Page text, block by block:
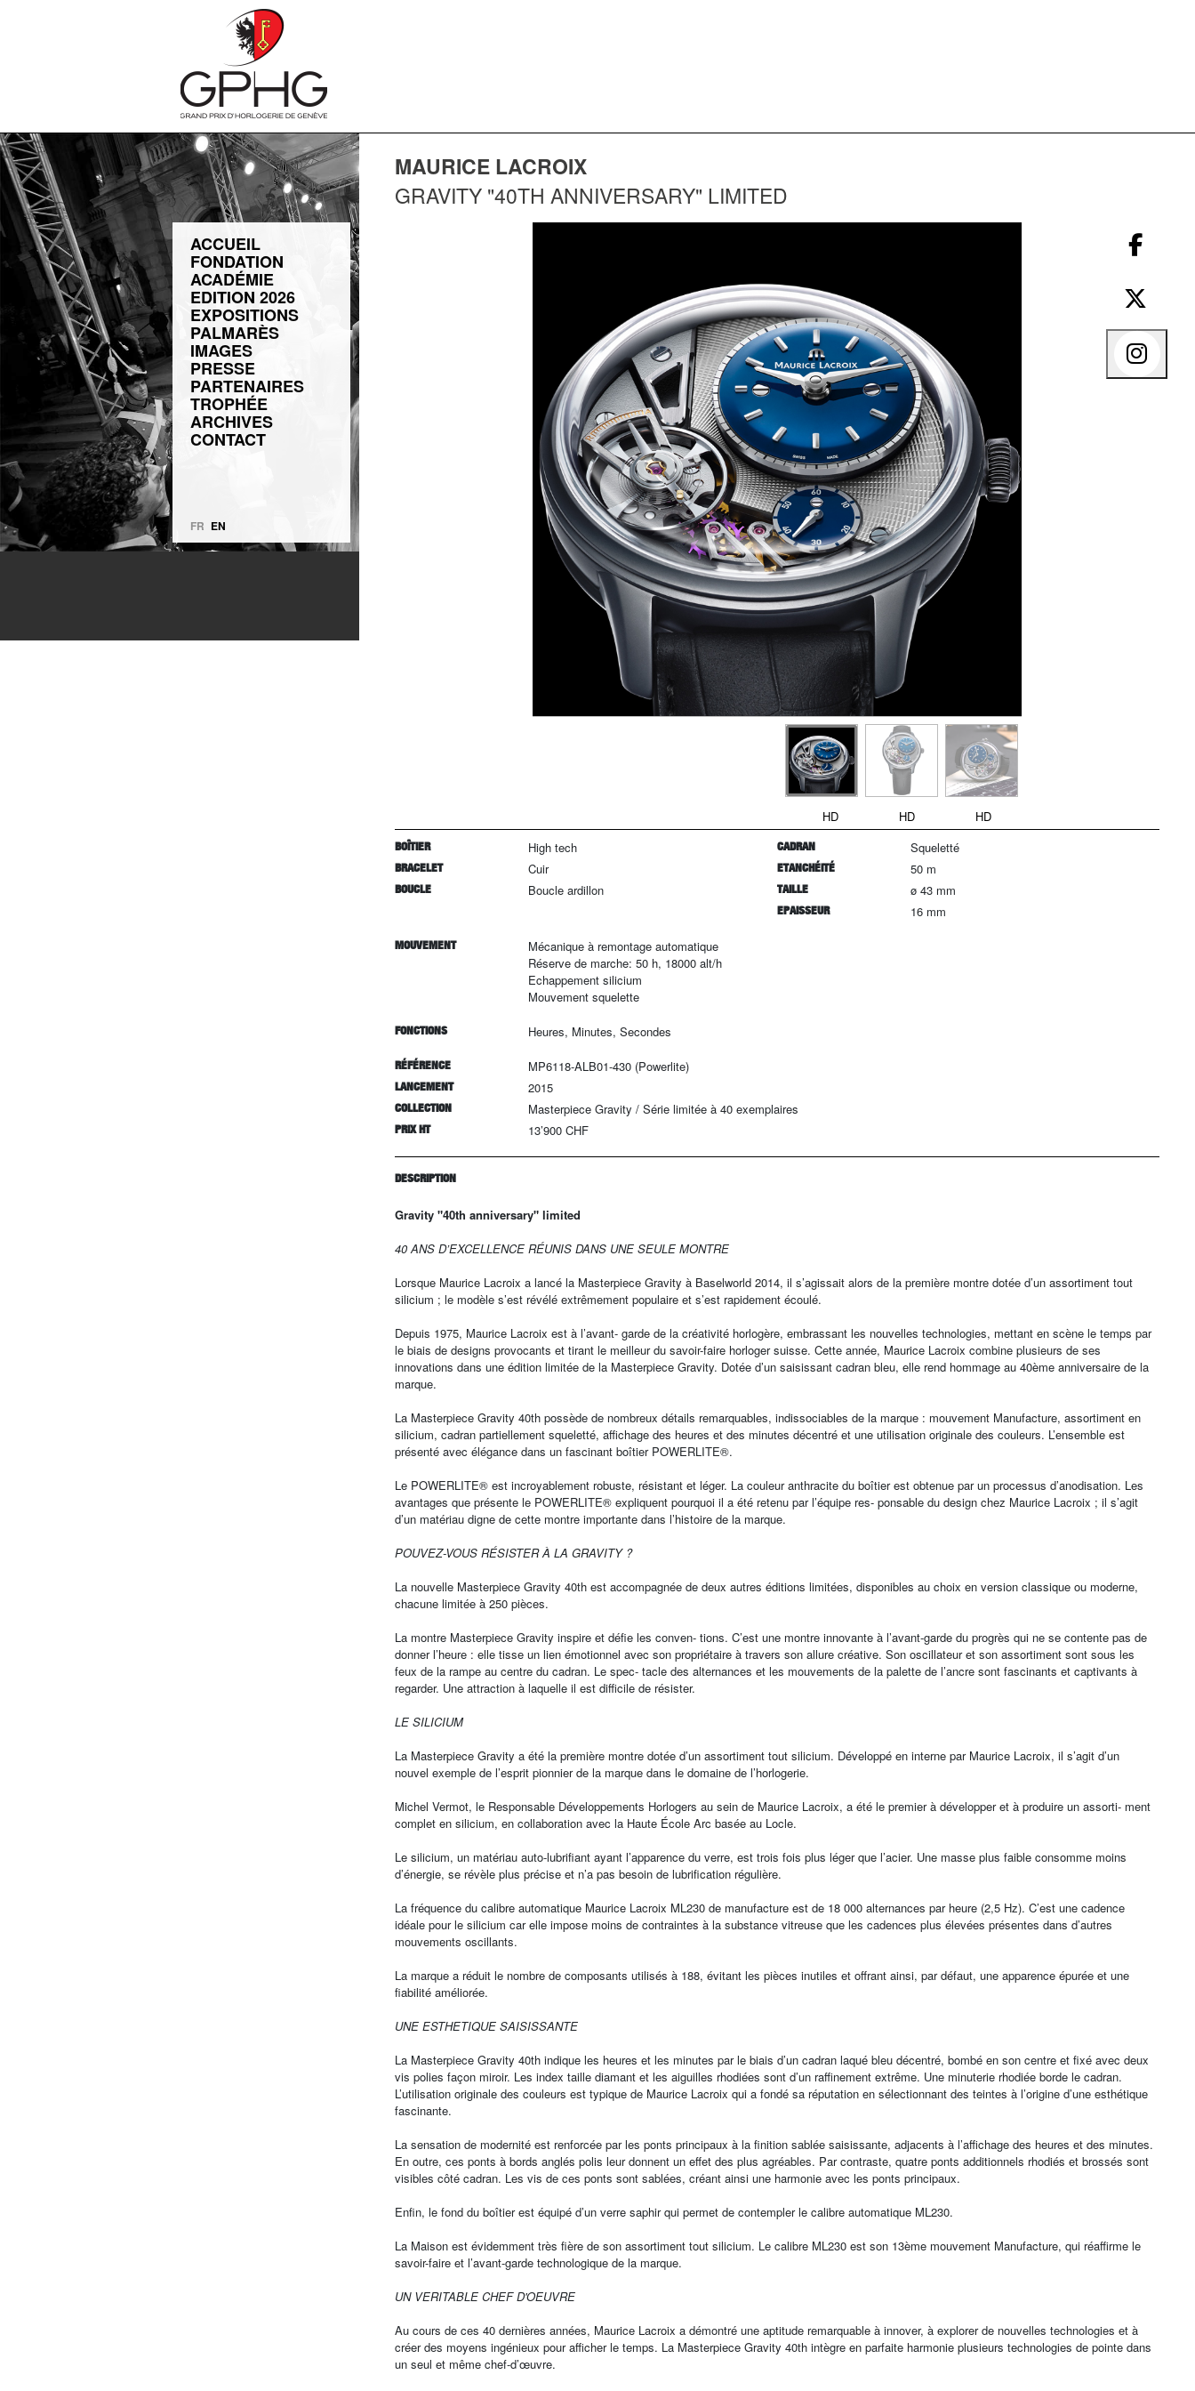
ACCUEIL
FONDATION
ACADÉMIE
EDITION 2026
EXPOSITIONS
PALMARÈS
IMAGES
PRESSE
PARTENAIRES
TROPHÉE
ARCHIVES
CONTACT
FR EN
MAURICE LACROIX
GRAVITY "40TH ANNIVERSARY" LIMITED
HD HD HD
BOÎTIER High tech
BRACELET Cuir
BOUCLE Boucle ardillon
CADRAN Squeletté
ETANCHÉITÉ 50 m
TAILLE ø 43 mm
EPAISSEUR 16 mm
MOUVEMENT
Mécanique à remontage automatique
Réserve de marche: 50 h, 18000 alt/h
Echappement silicium
Mouvement squelette
FONCTIONS Heures, Minutes, Secondes
RÉFÉRENCE MP6118-ALB01-430 (Powerlite)
LANCEMENT 2015
COLLECTION Masterpiece Gravity / Série limitée à 40 exemplaires
PRIX HT 13’900 CHF
DESCRIPTION
Gravity "40th anniversary" limited
40 ANS D’EXCELLENCE RÉUNIS DANS UNE SEULE MONTRE
Lorsque Maurice Lacroix a lancé la Masterpiece Gravity à Baselworld 2014, il s’agissait alors de la première montre dotée d’un assortiment tout
silicium ; le modèle s’est révélé extrêmement populaire et s’est rapidement écoulé.
Depuis 1975, Maurice Lacroix est à l’avant- garde de la créativité horlogère, embrassant les nouvelles technologies, mettant en scène le temps par
le biais de designs provocants et tirant le meilleur du savoir-faire horloger suisse. Cette année, Maurice Lacroix combine plusieurs de ses
innovations dans une édition limitée de la Masterpiece Gravity. Dotée d’un saisissant cadran bleu, elle rend hommage au 40ème anniversaire de la
marque.
La Masterpiece Gravity 40th possède de nombreux détails remarquables, indissociables de la marque : mouvement Manufacture, assortiment en
silicium, cadran partiellement squeletté, affichage des heures et des minutes décentré et une utilisation originale des couleurs. L’ensemble est
présenté avec élégance dans un fascinant boîtier POWERLITE®.
Le POWERLITE® est incroyablement robuste, résistant et léger. La couleur anthracite du boîtier est obtenue par un processus d’anodisation. Les
avantages que présente le POWERLITE® expliquent pourquoi il a été retenu par l’équipe res- ponsable du design chez Maurice Lacroix ; il s’agit
d’un matériau digne de cette montre importante dans l’histoire de la marque.
POUVEZ-VOUS RÉSISTER À LA GRAVITY ?
La nouvelle Masterpiece Gravity 40th est accompagnée de deux autres éditions limitées, disponibles au choix en version classique ou moderne,
chacune limitée à 250 pièces.
La montre Masterpiece Gravity inspire et défie les conven- tions. C’est une montre innovante à l’avant-garde du progrès qui ne se contente pas de
donner l’heure : elle tisse un lien émotionnel avec son propriétaire à travers son allure créative. Son oscillateur et son assortiment sont sous les
feux de la rampe au centre du cadran. Le spec- tacle des alternances et les mouvements de la palette de l’ancre sont fascinants et captivants à
regarder. Une attraction à laquelle il est difficile de résister.
LE SILICIUM
La Masterpiece Gravity a été la première montre dotée d’un assortiment tout silicium. Développé en interne par Maurice Lacroix, il s’agit d’un
nouvel exemple de l’esprit pionnier de la marque dans le domaine de l’horlogerie.
Michel Vermot, le Responsable Développements Horlogers au sein de Maurice Lacroix, a été le premier à développer et à produire un assorti- ment
complet en silicium, en collaboration avec la Haute École Arc basée au Locle.
Le silicium, un matériau auto-lubrifiant ayant l’apparence du verre, est trois fois plus léger que l’acier. Une masse plus faible consomme moins
d’énergie, se révèle plus précise et n’a pas besoin de lubrification régulière.
La fréquence du calibre automatique Maurice Lacroix ML230 de manufacture est de 18 000 alternances par heure (2,5 Hz). C’est une cadence
idéale pour le silicium car elle impose moins de contraintes à la substance vitreuse que les cadences plus élevées présentes dans d’autres
mouvements oscillants.
La marque a réduit le nombre de composants utilisés à 188, évitant les pièces inutiles et offrant ainsi, par défaut, une apparence épurée et une
fiabilité améliorée.
UNE ESTHETIQUE SAISISSANTE
La Masterpiece Gravity 40th indique les heures et les minutes par le biais d’un cadran laqué bleu décentré, bombé en son centre et fixé avec deux
vis polies façon miroir. Les index taille diamant et les aiguilles rhodiées sont d’un raffinement extrême. Une minuterie rhodiée borde le cadran.
L’utilisation originale des couleurs est typique de Maurice Lacroix qui a fondé sa réputation en sélectionnant des teintes à l’origine d’une esthétique
fascinante.
La sensation de modernité est renforcée par les ponts principaux à la finition sablée saisissante, adjacents à l’affichage des heures et des minutes.
En outre, ces ponts à bords anglés polis leur donnent un effet des plus agréables. Par contraste, quatre ponts additionnels rhodiés et brossés sont
visibles côté cadran. Les vis de ces ponts sont sablées, créant ainsi une harmonie avec les ponts principaux.
Enfin, le fond du boîtier est équipé d’un verre saphir qui permet de contempler le calibre automatique ML230.
La Maison est évidemment très fière de son assortiment tout silicium. Le calibre ML230 est son 13ème mouvement Manufacture, qui réaffirme le
savoir-faire et l’avant-garde technologique de la marque.
UN VERITABLE CHEF D'OEUVRE
Au cours de ces 40 dernières années, Maurice Lacroix a démontré une aptitude remarquable à innover, à explorer de nouvelles technologies et à
créer des moyens ingénieux pour afficher le temps. La Masterpiece Gravity 40th intègre en parfaite harmonie plusieurs technologies de pointe dans
un seul et même chef-d’œuvre.